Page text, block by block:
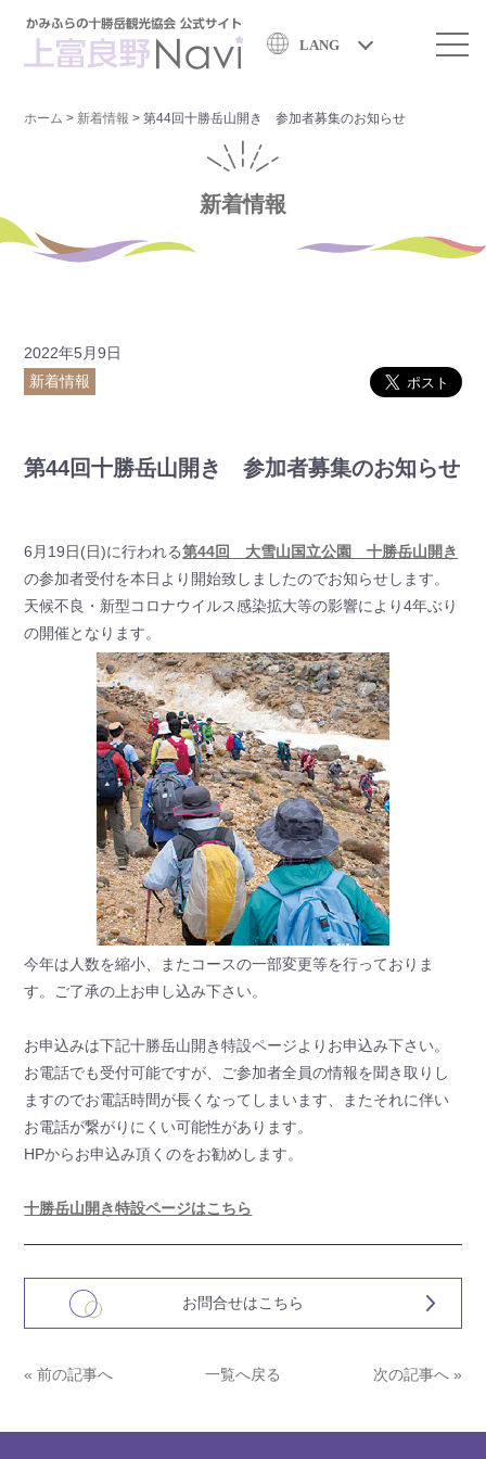
LANG
ホーム > 新着情報 >第44回十勝岳山開き 参加者募集のお知らせ
新着情報
2022年5月9日
新着情報
第44回十勝岳山開き 参加者募集のお知らせ
6月19日(日)に行われる第44回 大雪山国立公園 十勝岳山開き
の参加者受付を本日より開始致しましたのでお知らせします。
天候不良・新型コロナウイルス感染拡大等の影響により4年ぶり
の開催となります。
今年は人数を縮小、またコースの一部変更等を行っておりま
す。ご了承の上お申し込み下さい。
お申込みは下記十勝岳山開き特設ページよりお申込み下さい。
お電話でも受付可能ですが、ご参加者全員の情報を聞き取りし
ますのでお電話時間が長くなってしまいます、またそれに伴い
お電話が繋がりにくい可能性があります。
HPからお申込み頂くのをお勧めします。
十勝岳山開き特設ページはこちら
お問合せはこちら
« 前の記事へ 一覧へ戻る 次の記事へ »